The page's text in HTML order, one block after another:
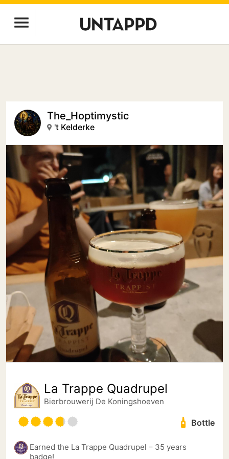
The_Hoptimystic
't Kelderke
La Trappe Quadrupel
Bierbrouwerij De Koningshoeven
Bottle
Earned the La Trappe Quadrupel – 35 years
badge!